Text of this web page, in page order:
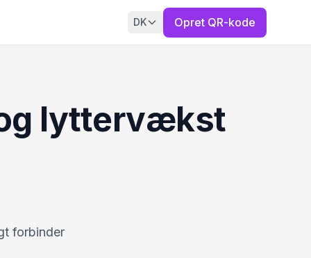
DK Opret QR-kode
lyttervækst
forbinder